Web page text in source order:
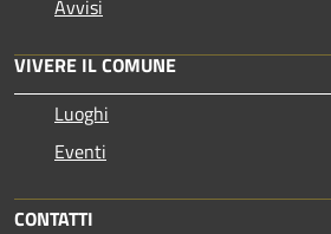
Avvisi
VIVERE IL COMUNE
Luoghi
Eventi
CONTATTI